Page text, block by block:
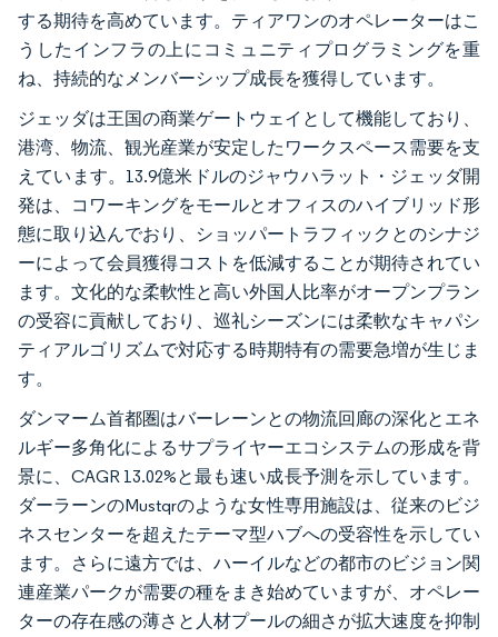
する期待を高めています。ティアワンのオペレーターはこ
うしたインフラの上にコミュニティプログラミングを重
ね、持続的なメンバーシップ成長を獲得しています。
ジェッダは王国の商業ゲートウェイとして機能しており、
港湾、物流、観光産業が安定したワークスペース需要を支
えています。13.9億米ドルのジャウハラット・ジェッダ開
発は、コワーキングをモールとオフィスのハイブリッド形
態に取り込んでおり、ショッパートラフィックとのシナジ
ーによって会員獲得コストを低減することが期待されてい
ます。文化的な柔軟性と高い外国人比率がオープンプラン
の受容に貢献しており、巡礼シーズンには柔軟なキャパシ
ティアルゴリズムで対応する時期特有の需要急増が生じま
す。
ダンマーム首都圏はバーレーンとの物流回廊の深化とエネ
ルギー多角化によるサプライヤーエコシステムの形成を背
景に、CAGR 13.02%と最も速い成長予測を示しています。
ダーラーンのMustqrのような女性専用施設は、従来のビジ
ネスセンターを超えたテーマ型ハブへの受容性を示してい
ます。さらに遠方では、ハーイルなどの都市のビジョン関
連産業パークが需要の種をまき始めていますが、オペレー
ターの存在感の薄さと人材プールの細さが拡大速度を抑制